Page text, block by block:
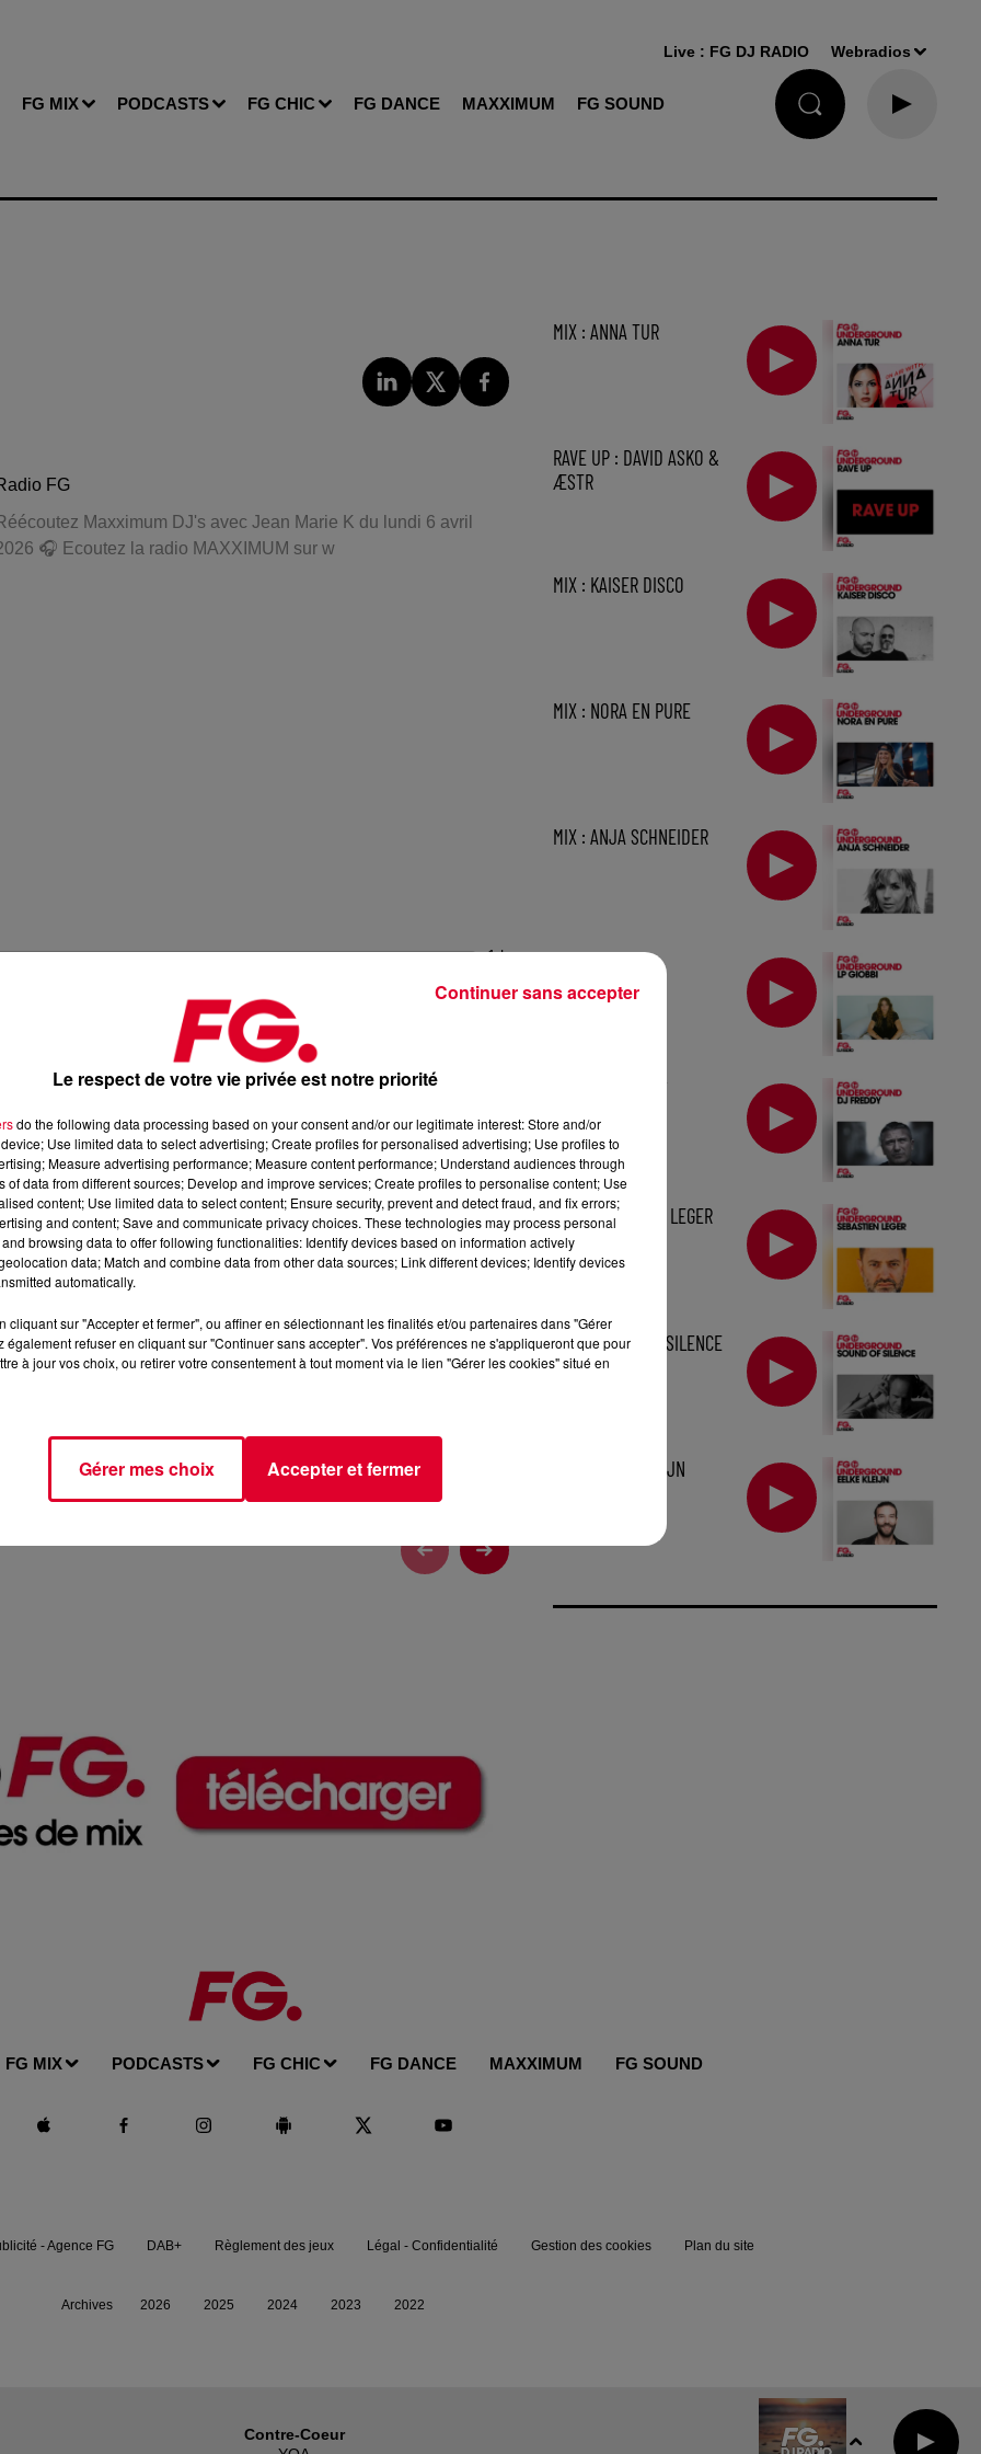
FG MIX PODCASTS FG CHIC FG DANCE MAXXIMUM FG SOUND
Live : FG DJ RADIO Webradios
FG
Maxximum DJ's avec Jean Marie K du lundi 6 avril
🎧 Ecoutez la radio MAXXIMUM sur w
1 h
2026
, 📱 et sur l’Application FG (IOShttps://urlz.fr/hhZx-
house et de découverte électronique
MIX : ANNA TUR
RAVE UP : DAVID ASKO &
ÆSTR
MIX : KAISER DISCO
MIX : NORA EN PURE
MIX : ANJA SCHNEIDER
MIX : LP GIOBBI
MIX : SEBASTIEN LEGER
MIX : SOUND OF SILENCE
MIX : EELKE KLEIJN
FG MIX PODCASTS FG CHIC FG DANCE MAXXIMUM FG SOUND
Contre-Coeur
- Agence FG DAB+ Règlement des jeux Légal - Confidentialité Gestion des cookies Plan du site
Archives 2026 2025 2024 2023 2022
Le respect de votre vie privée est notre priorité
do the following data processing based on your consent and/or our legitimate interest: Store and/or
Use limited data to select advertising; Create profiles for personalised advertising; Use profiles to
Measure advertising performance; Measure content performance; Understand audiences through
of data from different sources; Develop and improve services; Create profiles to personalise content; Use
content; Use limited data to select content; Ensure security, prevent and detect fraud, and fix errors;
and content; Save and communicate privacy choices. These technologies may process personal
browsing data to offer following functionalities: Identify devices based on information actively
data; Match and combine data from other data sources; Link different devices; Identify devices
automatically.
cliquant sur "Accepter et fermer", ou affiner en sélectionnant les finalités et/ou partenaires dans "Gérer
également refuser en cliquant sur "Continuer sans accepter". Vos préférences ne s'appliqueront que pour
à jour vos choix, ou retirer votre consentement à tout moment via le lien "Gérer les cookies" situé en
Gérer mes choix Accepter et fermer
Continuer sans accepter